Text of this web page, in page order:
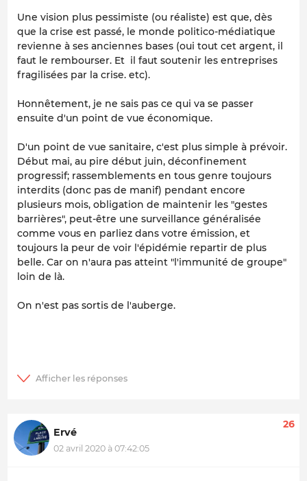
Une vision plus pessimiste (ou réaliste) est que, dès
que la crise est passé, le monde politico-médiatique
revienne à ses anciennes bases (oui tout cet argent, il
faut le rembourser. Et il faut soutenir les entreprises
fragilisées par la crise. etc).
Honnêtement, je ne sais pas ce qui va se passer
ensuite d'un point de vue économique.
D'un point de vue sanitaire, c'est plus simple à prévoir.
Début mai, au pire début juin, déconfinement
progressif; rassemblements en tous genre toujours
interdits (donc pas de manif) pendant encore
plusieurs mois, obligation de maintenir les "gestes
barrières", peut-être une surveillance généralisée
comme vous en parliez dans votre émission, et
toujours la peur de voir l'épidémie repartir de plus
belle. Car on n'aura pas atteint "l'immunité de groupe"
loin de là.
On n'est pas sortis de l'auberge.
Ervé
02 avril 2020 à 07:42:05
26